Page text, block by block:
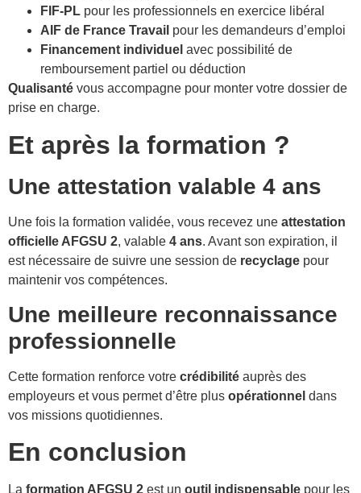
FIF-PL pour les professionnels en exercice libéral
AIF de France Travail pour les demandeurs d’emploi
Financement individuel avec possibilité de
remboursement partiel ou déduction
Qualisanté vous accompagne pour monter votre dossier de
prise en charge.
Et après la formation ?
Une attestation valable 4 ans
Une fois la formation validée, vous recevez une attestation
officielle AFGSU 2, valable 4 ans. Avant son expiration, il
est nécessaire de suivre une session de recyclage pour
maintenir vos compétences.
Une meilleure reconnaissance
professionnelle
Cette formation renforce votre crédibilité auprès des
employeurs et vous permet d’être plus opérationnel dans
vos missions quotidiennes.
En conclusion
La formation AFGSU 2 est un outil indispensable pour les